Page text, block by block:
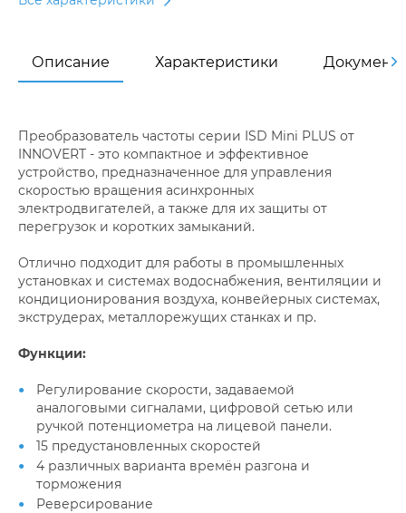
Описание Характеристики
Преобразователь частоты серии ISD Mini PLUS от
INNOVERT - это компактное и эффективное
устройство, предназначенное для управления
скоростью вращения асинхронных
электродвигателей, а также для их защиты от
перегрузок и коротких замыканий.
Отлично подходит для работы в промышленных
установках и системах водоснабжения, вентиляции и
кондиционирования воздуха, конвейерных системах,
экструдерах, металлорежущих станках и пр.
Функции:
Регулирование скорости, задаваемой
аналоговыми сигналами, цифровой сетью или
ручкой потенциометра на лицевой панели.
15 предустановленных скоростей
4 различных варианта времён разгона и
торможения
Реверсирование